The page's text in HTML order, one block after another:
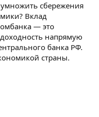
сбережения
Вклад
— это
напрямую
банка РФ.
страны.